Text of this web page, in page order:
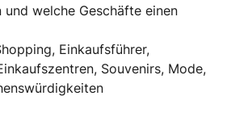
und welche Geschäfte einen
Einkaufsführer,
Souvenirs, Mode,